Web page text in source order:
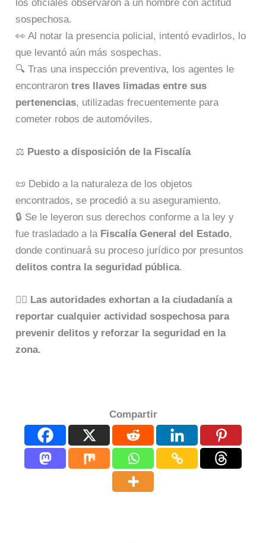
los oficiales observaron a un hombre con actitud
sospechosa.
👀 Al notar la presencia policial, intentó evadirlos, lo
que levantó aún más sospechas.
🔍 Tras una inspección preventiva, los agentes le
encontrarontres llaves limadas entre sus
pertenencias, utilizadas frecuentemente para
cometer robos de automóviles.
⚖️ Puesto a disposición de la Fiscalía
📜 Debido a la naturaleza de los objetos
encontrados, se procedió a su aseguramiento.
🔒 Se le leyeron sus derechos conforme a la ley y
fue trasladado a la Fiscalía General del Estado,
donde continuará su proceso jurídico por presuntos
delitos contra la seguridad pública.
👮‍♂️ Las autoridades exhortan a la ciudadanía a
reportar cualquier actividad sospechosa para
prevenir delitos y reforzar la seguridad en la
zona.
Compartir